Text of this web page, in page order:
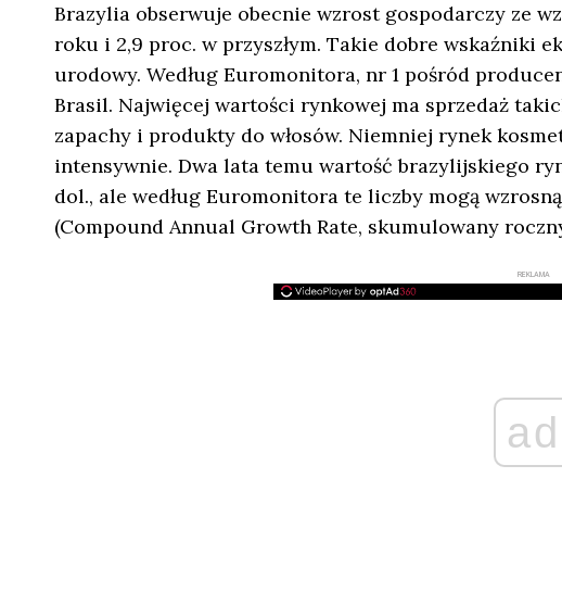
Brazylia obserwuje obecnie wzrost gospodarczy ze
roku i 2,9 proc. w przyszłym. Takie dobre wskaźniki
urodowy. Według Euromonitora, nr 1 pośród
Brasil. Najwięcej wartości rynkowej ma sprzedaż
zapachy i produkty do włosów. Niemniej rynek
intensywnie. Dwa lata temu wartość brazylijskiego
dol., ale według Euromonitora te liczby mogą
(Compound Annual Growth Rate, skumulowany
REKLAMA
ad